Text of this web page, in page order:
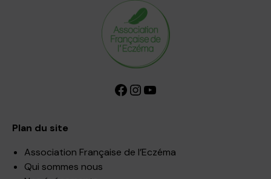
Facebook InstagramYouTube
Plan du site
Association Française de l’Eczéma
Qui sommes nous